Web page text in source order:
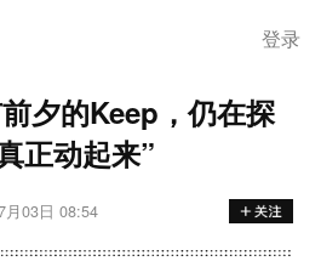
登录
夕的Keep，仍在探
正动起来”
月03日 08:54